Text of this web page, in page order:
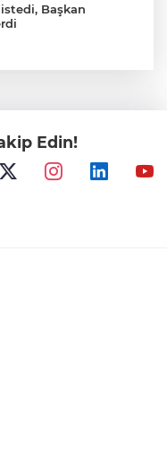
Başkan
hızlandı... 8 ile
atandı
Yılmaz Argon
Edin!